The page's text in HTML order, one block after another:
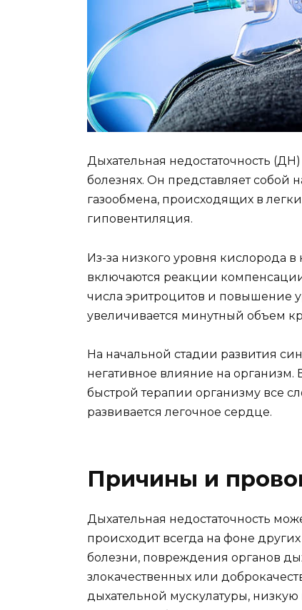
Дыхательная недостаточность
болезнях. Он представляет
газообмена, происходящих в
гиповентиляция.
Из-за низкого уровня кислорода
включаются реакции
числа эритроцитов и повышение
увеличивается минутный объем
На начальной стадии развития
негативное влияние на
быстрой терапии организму все
развивается легочное сердце.
Причины и
Дыхательная недостаточность
происходит всегда на фоне
болезни, повреждения органов
злокачественных или
дыхательной мускулатуры,